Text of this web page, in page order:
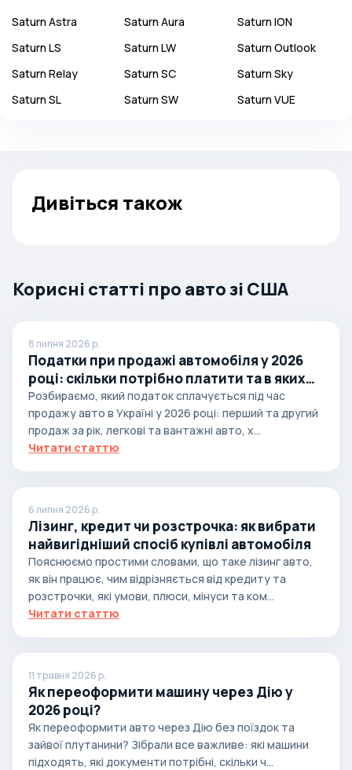
Saturn Astra Saturn Aura Saturn ION
Saturn LS Saturn LW Saturn Outlook
Saturn Relay Saturn SC Saturn Sky
Saturn SL Saturn SW Saturn VUE
Дивіться також
Корисні статті про авто зі США
8 липня 2026 р.
Податки при продажі автомобіля у 2026
році: скільки потрібно платити та в яких
випадках
Розбираємо, який податок сплачується під час
продажу авто в Україні у 2026 році: перший та другий
продаж за рік, легкові та вантажні авто, х...
Читати статтю
6 липня 2026 р.
Лізинг, кредит чи розстрочка: як вибрати
найвигідніший спосіб купівлі автомобіля
Пояснюємо простими словами, що таке лізинг авто,
як він працює, чим відрізняється від кредиту та
розстрочки, які умови, плюси, мінуси та ком...
Читати статтю
11 травня 2026 р.
Як переоформити машину через Дію у
2026 році?
Як переоформити авто через Дію без поїздок та
зайвої плутанини? Зібрали все важливе: які машини
підходять, які документи потрібні, скільки ч...